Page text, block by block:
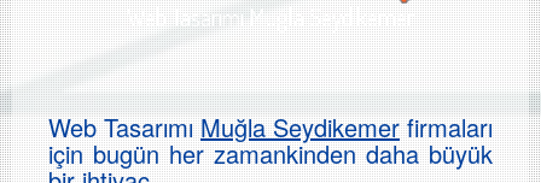
Web Tasarımı Muğla Seydikemer
Web TasarımıMuğla Seydikemerfirmaları
için bugün her zamankinden daha büyük